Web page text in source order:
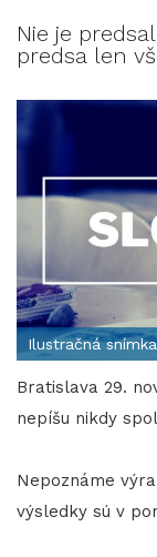
Nie je
predsa len
Ilustračná
Bratislava 29.
nepíšu nikdy
Nepoznáme
výsledky sú v